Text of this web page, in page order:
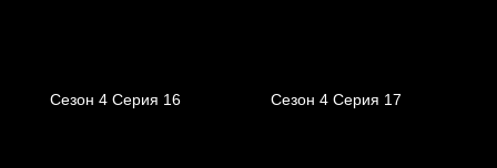
Сезон 4 Серия 16 Сезон 4 Серия 17